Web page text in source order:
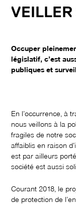
Occuper
législatif, c’est
publiques et
En l’occurrence, à
nous veillons à la
fragiles de notre
affaiblis en raison
est par ailleurs
société est aussi
Courant 2018, le
de protection de